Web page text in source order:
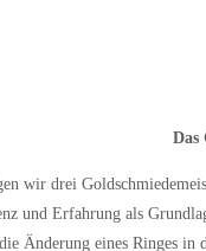
Das
wir drei
und Erfahrung als
Änderung eines Ringes